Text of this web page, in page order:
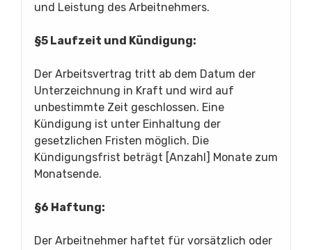
und Leistung des Arbeitnehmers.
§5 Laufzeit und Kündigung:
Der Arbeitsvertrag tritt ab dem Datum der
Unterzeichnung in Kraft und wird auf
unbestimmte Zeit geschlossen. Eine
Kündigung ist unter Einhaltung der
gesetzlichen Fristen möglich. Die
Kündigungsfrist beträgt [Anzahl] Monate zum
Monatsende.
§6 Haftung:
Der Arbeitnehmer haftet für vorsätzlich oder